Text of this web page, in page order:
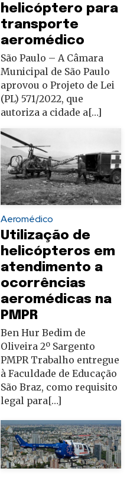
helicóptero para
transporte
aeromédico
São Paulo – A Câmara
Municipal de São Paulo
aprovou o Projeto de Lei
(PL) 571/2022, que
autoriza a cidade a[…]
Aeromédico
Utilização de
helicópteros em
atendimento a
ocorrências
aeromédicas na
PMPR
Ben Hur Bedim de
Oliveira 2º Sargento
PMPR Trabalho entregue
à Faculdade de Educação
São Braz, como requisito
legal para[…]